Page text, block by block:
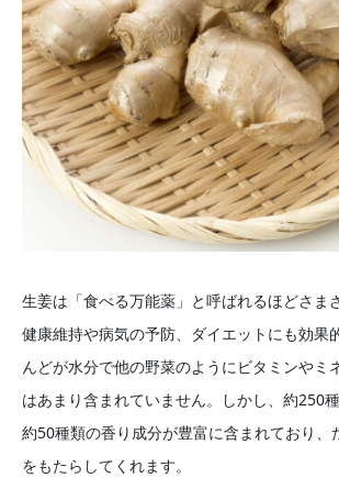
生姜は「食べる万能薬」と呼ばれるほどさま
健康維持や病気の予防、ダイエットにも効果
んどが水分で他の野菜のようにビタミンやミ
はあまり含まれていません。しかし、約250
約50種類の香り成分が豊富に含まれており、
をもたらしてくれます。